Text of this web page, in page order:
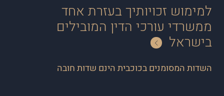
למימוש זכויותיך בעזרת אחד
ממשרדי עורכי הדין המובילים
בישראל
השדות המסומנים בכוכבית הינם שדות חובה